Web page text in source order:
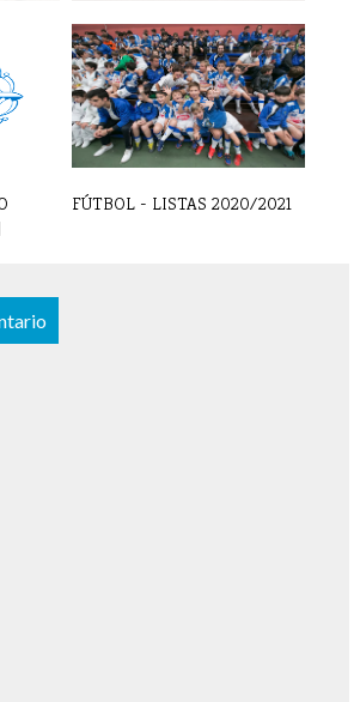
TORNEO BILBAO INDAUTXU
2022
FÚTBOL - LISTAS 2020/2021